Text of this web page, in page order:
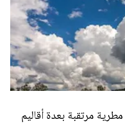
مرتقبة بعدة أقاليم